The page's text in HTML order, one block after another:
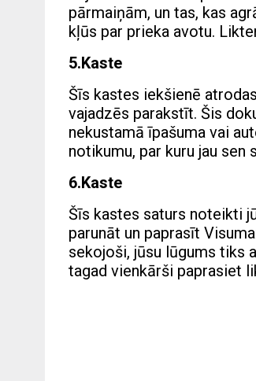
pārmaiņām, un tas, kas
kļūs par prieka avotu.
5.Kaste
Šīs kastes iekšienē
vajadzēs parakstīt. Šis
nekustamā īpašuma vai
notikumu, par kuru jau
6.Kaste
Šīs kastes saturs noteikti
parunāt un paprasīt
sekojoši, jūsu lūgums tiks
tagad vienkārši paprasiet